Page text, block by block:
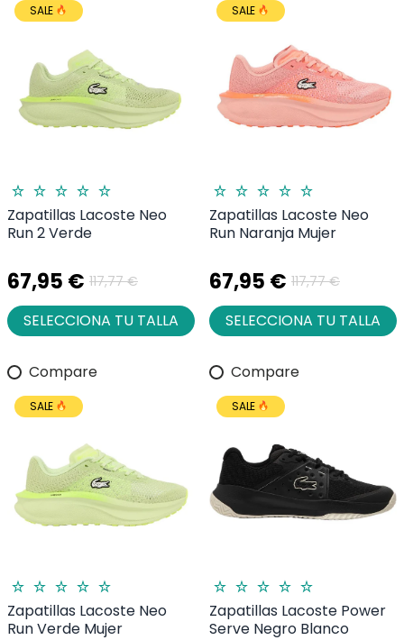
SALE
Zapatillas Lacoste Neo
Run 2 Verde
67,95 € 117,77 €
SELECCIONA TU TALLA
SALE
Zapatillas Lacoste Neo
Run Naranja Mujer
67,95 € 117,77 €
SELECCIONA TU TALLA
Compare
SALE
Zapatillas Lacoste Neo
Run Verde Mujer
Compare
SALE
Zapatillas Lacoste Power
Serve Negro Blanco